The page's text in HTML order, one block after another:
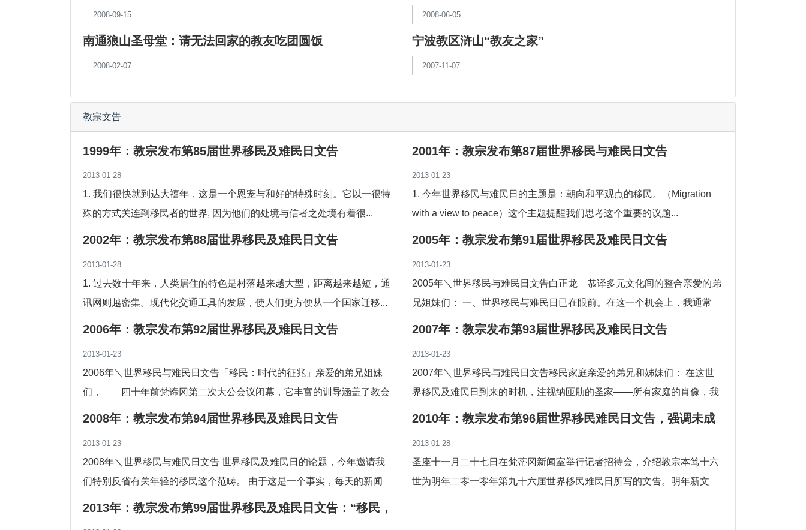
2008-09-15 2008-06-05
南通狼山圣母堂：请无法回家的教友吃团圆饭
2008-02-07
宁波教区浒山“教友之家”
2007-11-07
教宗文告
1999年：教宗发布第85届世界移民及难民日文告
2013-01-28
1. 我们很快就到达大禧年，这是一个恩宠与和好的特殊时刻。它以一很特
殊的方式关连到移民者的世界, 因为他们的处境与信者之处境有着很...
2001年：教宗发布第87届世界移民与难民日文告
2013-01-23
1. 今年世界移民与难民日的主题是：朝向和平观点的移民。（Migration
with a view to peace）这个主题提醒我们思考这个重要的议题...
2002年：教宗发布第88届世界移民及难民日文告
2013-01-28
1. 过去数十年来，人类居住的特色是村落越来越大型，距离越来越短，通
讯网则越密集。现代化交通工具的发展，使人们更方便从一个国家迁移...
2005年：教宗发布第91届世界移民及难民日文告
2013-01-23
2005年＼世界移民与难民日文告白正龙 恭译多元文化间的整合亲爱的弟
兄姐妹们： 一、世界移民与难民日已在眼前。在这一个机会上，我通常
2006年：教宗发布第92届世界移民及难民日文告
2013-01-23
2006年＼世界移民与难民日文告「移民：时代的征兆」亲爱的弟兄姐妹
们， 四十年前梵谛冈第二次大公会议闭幕，它丰富的训导涵盖了教会
2007年：教宗发布第93届世界移民及难民日文告
2013-01-23
2007年＼世界移民与难民日文告移民家庭亲爱的弟兄和姊妹们： 在这世
界移民及难民日到来的时机，注视纳匝肋的圣家——所有家庭的肖像，我
2008年：教宗发布第94届世界移民及难民日文告
2013-01-23
2008年＼世界移民与难民日文告 世界移民及难民日的论题，今年邀请我
们特别反省有关年轻的移民这个范畴。 由于这是一个事实，每天的新闻
2010年：教宗发布第96届世界移民难民日文告，强调未成
2013-01-28
圣座十一月二十七日在梵蒂冈新闻室举行记者招待会，介绍教宗本笃十六
世为明年二零一零年第九十六届世界移民难民日所写的文告。明年新文
2013年：教宗发布第99届世界移民及难民日文告：“移民，